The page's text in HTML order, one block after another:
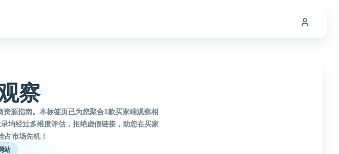
察
源指南。本标签页已为您聚合1款买家端观察相
均经过多维度评估，拒绝虚假链接，助您在买家
占市场先机！
站